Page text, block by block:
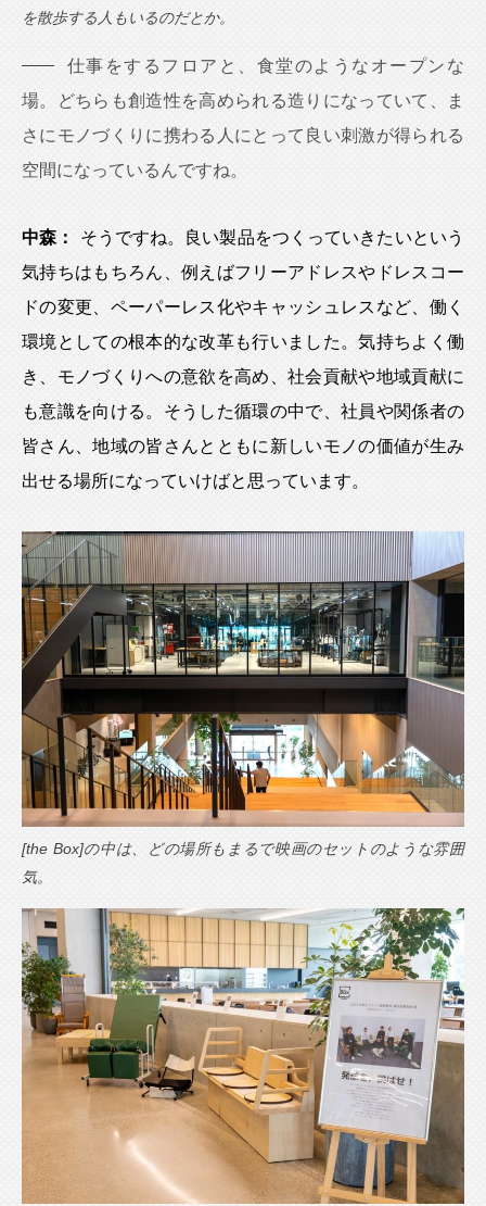
を散歩する人もいるのだとか。
仕事をするフロアと、食堂のようなオープンな
場。どちらも創造性を高められる造りになっていて、ま
さにモノづくりに携わる人にとって良い刺激が得られる
空間になっているんですね。
中森：
そうですね。良い製品をつくっていきたいという
気持ちはもちろん、例えばフリーアドレスやドレスコー
ドの変更、ペーパーレス化やキャッシュレスなど、働く
環境としての根本的な改革も行いました。気持ちよく働
き、モノづくりへの意欲を高め、社会貢献や地域貢献に
も意識を向ける。そうした循環の中で、社員や関係者の
皆さん、地域の皆さんとともに新しいモノの価値が生み
出せる場所になっていけばと思っています。
[the Box]の中は、どの場所もまるで映画のセットのような雰囲
気。